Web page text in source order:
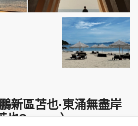
新區苫也·東涌無盡岸
也Sanyea）